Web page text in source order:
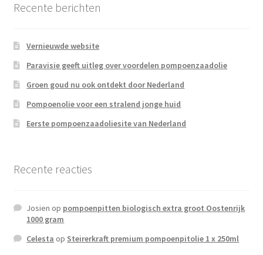
Recente berichten
Vernieuwde website
Paravisie geeft uitleg over voordelen pompoenzaadolie
Groen goud nu ook ontdekt door Nederland
Pompoenolie voor een stralend jonge huid
Eerste pompoenzaadoliesite van Nederland
Recente reacties
Josien op pompoenpitten biologisch extra groot Oostenrijk
1000 gram
Celesta op Steirerkraft premium pompoenpitolie 1 x 250ml